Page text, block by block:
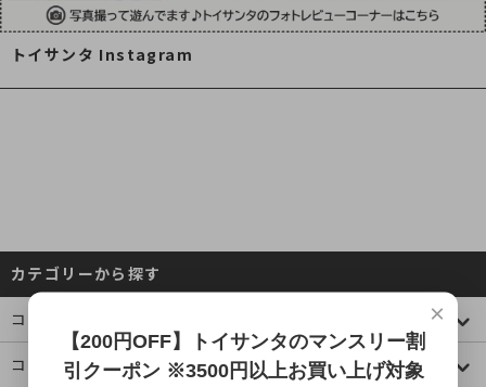
トイサンタ Instagram
カテゴリーから探す
コレクションケース
コミック・アニメ(ジャンプ)
×
【200円OFF】トイサンタのマンスリー割
引クーポン ※3500円以上お買い上げ対象